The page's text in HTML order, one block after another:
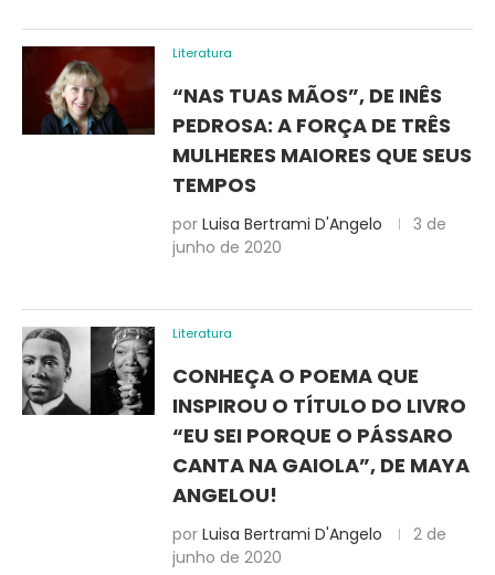
Literatura
“NAS TUAS MÃOS”, DE INÊS
PEDROSA: A FORÇA DE TRÊS
MULHERES MAIORES QUE SEUS
TEMPOS
por Luisa Bertrami D'Angelo
3 de
junho de 2020
Literatura
CONHEÇA O POEMA QUE
INSPIROU O TÍTULO DO LIVRO
“EU SEI PORQUE O PÁSSARO
CANTA NA GAIOLA”, DE MAYA
ANGELOU!
por Luisa Bertrami D'Angelo
2 de
junho de 2020